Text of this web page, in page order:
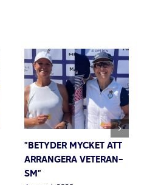
”BETYDER MYCKET ATT
ARRANGERA VETERAN-
SM”